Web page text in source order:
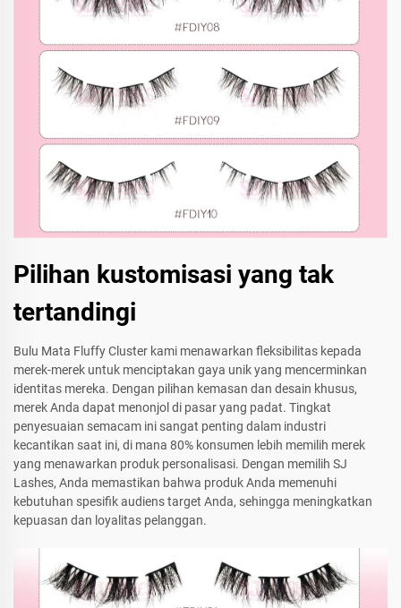
Pilihan kustomisasi yang tak
tertandingi
Bulu Mata Fluffy Cluster kami menawarkan fleksibilitas kepada
merek-merek untuk menciptakan gaya unik yang mencerminkan
identitas mereka. Dengan pilihan kemasan dan desain khusus,
merek Anda dapat menonjol di pasar yang padat. Tingkat
penyesuaian semacam ini sangat penting dalam industri
kecantikan saat ini, di mana 80% konsumen lebih memilih merek
yang menawarkan produk personalisasi. Dengan memilih SJ
Lashes, Anda memastikan bahwa produk Anda memenuhi
kebutuhan spesifik audiens target Anda, sehingga meningkatkan
kepuasan dan loyalitas pelanggan.